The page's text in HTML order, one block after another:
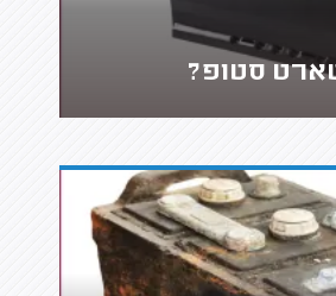
סטופ?